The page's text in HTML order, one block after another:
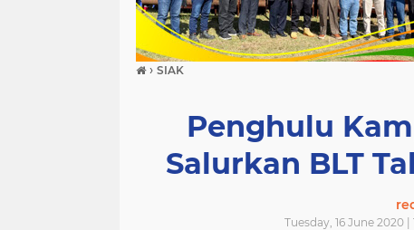
› SIAK
Penghulu
Salurkan BLT
Tuesday, 16 June 2020 |